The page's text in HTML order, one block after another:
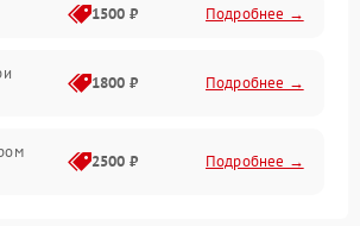
1500 ₽ Подробнее →
1800 ₽ Подробнее →
2500 ₽ Подробнее →